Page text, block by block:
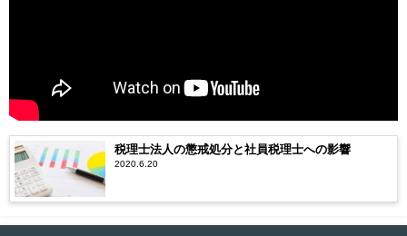
税理士法人の懲戒処分と社員税理士への影響
2020.6.20